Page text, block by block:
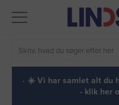
· ☀️ Vi har samlet alt du
- klik her